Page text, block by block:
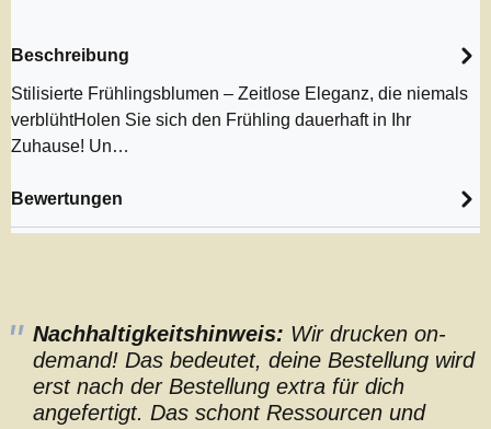
Beschreibung
Stilisierte Frühlingsblumen – Zeitlose Eleganz, die niemals
verblühtHolen Sie sich den Frühling dauerhaft in Ihr
Zuhause! Un…
Bewertungen
Nachhaltigkeitshinweis: Wir drucken on-
demand! Das bedeutet, deine Bestellung wird
erst nach der Bestellung extra für dich
angefertigt. Das schont Ressourcen und